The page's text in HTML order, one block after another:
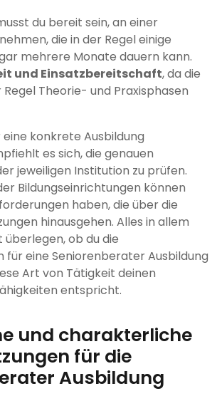
du bereit sein, an einer
die in der Regel einige
mehrere Monate dauern kann.
und Einsatzbereitschaft, da die
Regel Theorie- und Praxisphasen
konkrete Ausbildung
es sich, die genauen
jeweiligen Institution zu prüfen.
Bildungseinrichtungen können
haben, die über die
hinausgehen. Alles in allem
ob du die
für eine Seniorenberater Ausbildung
Art von Tätigkeit deinen
entspricht.
und charakterliche
für die
Ausbildung